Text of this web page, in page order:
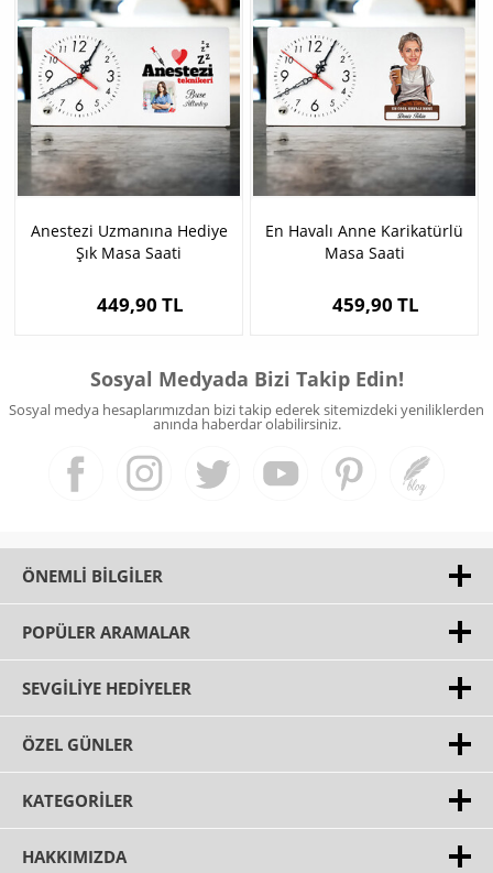
Anestezi Uzmanına Hediye
Şık Masa Saati
449,90 TL
En Havalı Anne Karikatürlü
Masa Saati
459,90 TL
Sosyal Medyada Bizi Takip Edin!
Sosyal medya hesaplarımızdan bizi takip ederek sitemizdeki yeniliklerden
anında haberdar olabilirsiniz.
ÖNEMLI BILGILER
POPÜLER ARAMALAR
SEVGILIYE HEDIYELER
ÖZEL GÜNLER
KATEGORILER
HAKKIMIZDA